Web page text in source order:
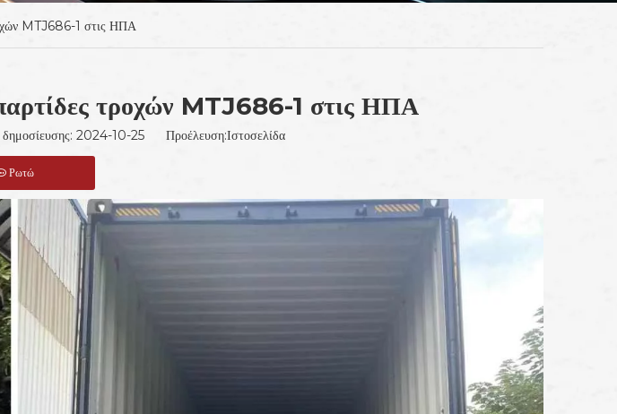
MTJ686-1 στις ΗΠΑ
τροχών MTJ686-1 στις ΗΠΑ
δημοσίευσης: 2024-10-25 Προέλευση:Ιστοσελίδα
Ρωτώ